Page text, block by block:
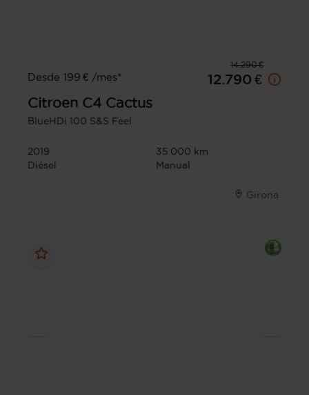
14.290 €
Desde 199 € /mes*
12.790 €
Citroen C4 Cactus
BlueHDi 100 S&S Feel
2019
35.000 km
Diésel
Manual
Girona